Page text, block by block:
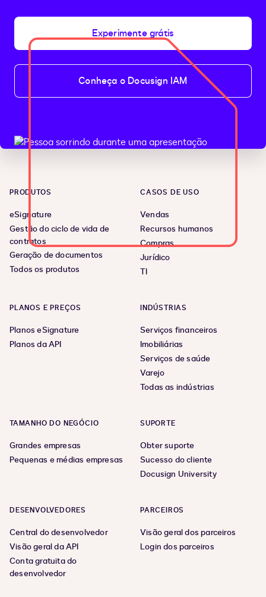
Experimente grátis
Conheça o Docusign IAM
PRODUTOS
eSignature
Gestão do ciclo de vida de
contratos
Geração de documentos
Todos os produtos
CASOS DE USO
Vendas
Recursos humanos
Compras
Jurídico
TI
PLANOS E PREÇOS
Planos eSignature
Planos da API
INDÚSTRIAS
Serviços financeiros
Imobiliárias
Serviços de saúde
Varejo
Todas as indústrias
TAMANHO DO NEGÓCIO
Grandes empresas
Pequenas e médias empresas
SUPORTE
Obter suporte
Sucesso do cliente
Docusign University
DESENVOLVEDORES
Central do desenvolvedor
Visão geral da API
Conta gratuita do
desenvolvedor
PARCEIROS
Visão geral dos parceiros
Login dos parceiros